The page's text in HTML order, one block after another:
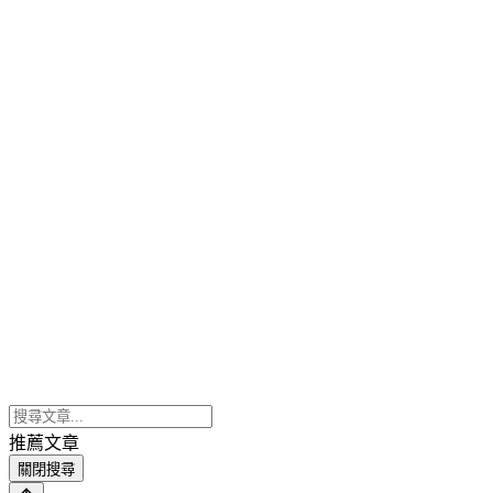
推薦文章
關閉搜尋